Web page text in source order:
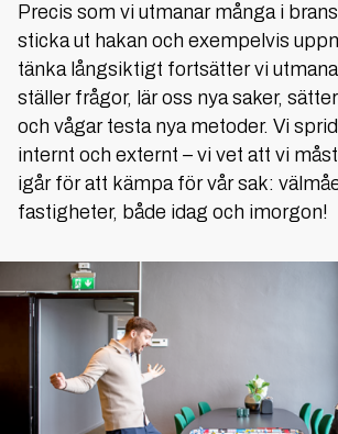
Precis som vi utmanar många i
sticka ut hakan och exempelvis
tänka långsiktigt fortsätter vi
ställer frågor, lär oss nya saker,
och vågar testa nya metoder. Vi
internt och externt – vi vet att vi
igår för att kämpa för vår sak:
fastigheter, både idag och imorgon!